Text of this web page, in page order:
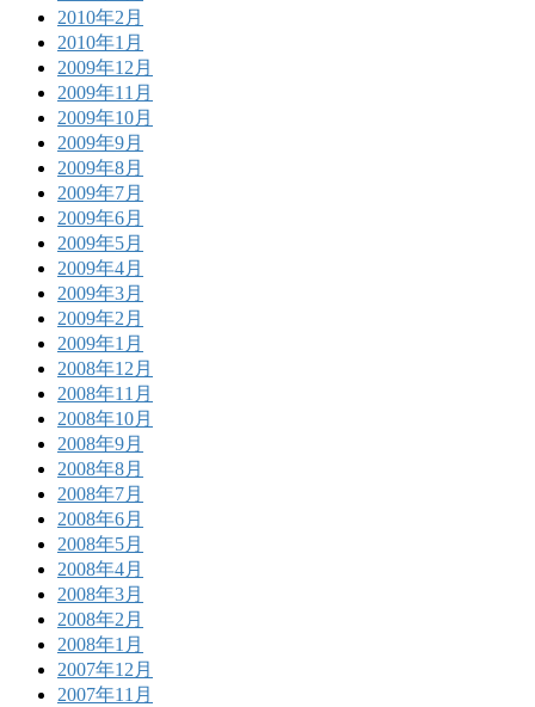
2010年2月
2010年1月
2009年12月
2009年11月
2009年10月
2009年9月
2009年8月
2009年7月
2009年6月
2009年5月
2009年4月
2009年3月
2009年2月
2009年1月
2008年12月
2008年11月
2008年10月
2008年9月
2008年8月
2008年7月
2008年6月
2008年5月
2008年4月
2008年3月
2008年2月
2008年1月
2007年12月
2007年11月